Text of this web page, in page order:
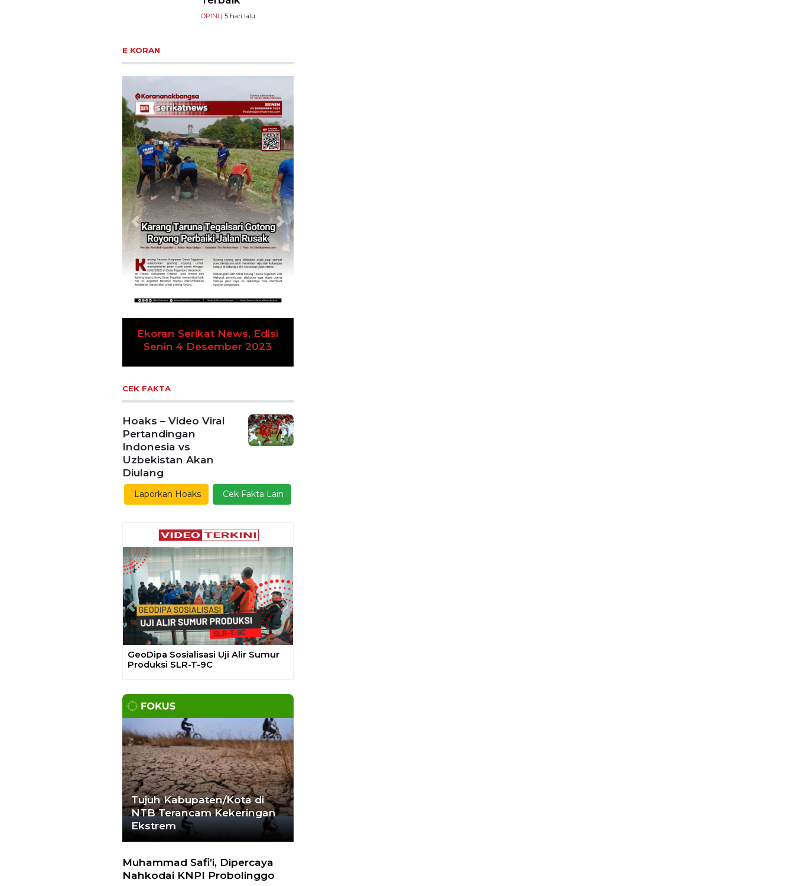
OPINI | 5 hari lalu
E KORAN
Ekoran Serikat News, Edisi
Kamis 9 November 2023
Previous Next
CEK FAKTA
Hoaks – Video Viral
Pertandingan
Indonesia vs
Uzbekistan Akan
Diulang
Laporkan Hoaks Cek Fakta Lain
Gelar Media Gathering, Geodipa
Ajak Media Diskusi Pembangunan
Previous Next
Tujuh Kabupaten/Kota di
NTB Terancam Kekeringan
Ekstrem
Muhammad Safi’i, Dipercaya